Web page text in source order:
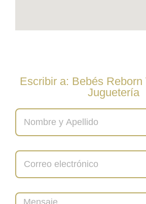
Escribir a: Bebés Reborn
Juguetería